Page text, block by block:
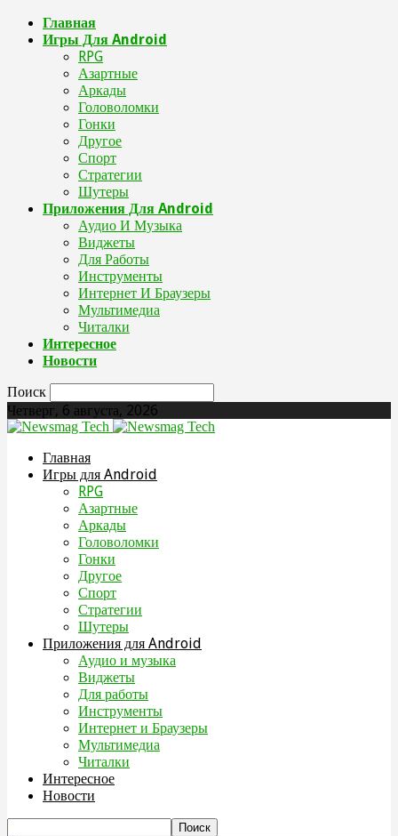
Главная
Игры Для Android
RPG
Азартные
Аркады
Головоломки
Гонки
Другое
Спорт
Стратегии
Шутеры
Приложения Для Android
Аудио И Музыка
Виджеты
Для Работы
Инструменты
Интернет И Браузеры
Мультимедиа
Читалки
Интересное
Новости
Поиск
Четверг, 6 августа, 2026
Главная
Игры для Android
RPG
Азартные
Аркады
Головоломки
Гонки
Другое
Спорт
Стратегии
Шутеры
Приложения для Android
Аудио и музыка
Виджеты
Для работы
Инструменты
Интернет и Браузеры
Мультимедиа
Читалки
Интересное
Новости